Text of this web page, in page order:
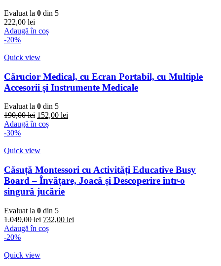
Evaluat la 0 din 5
222,00 lei
Adaugă în coș
-20%
Quick view
Cărucior Medical, cu Ecran Portabil, cu Multiple
Accesorii și Instrumente Medicale
Evaluat la 0 din 5
190,00lei Prețul
inițial
190,00 lei.
152,00 lei
Adaugă în coș
-30%
Quick view
Căsuță Montessori cu Activități Educative Busy
Board – Învățare, Joacă și Descoperire într-o
singură jucărie
Evaluat la 0 din 5
1.049,00lei Prețul
inițial
732,00 lei
Adaugă în coș
-20%
Quick view